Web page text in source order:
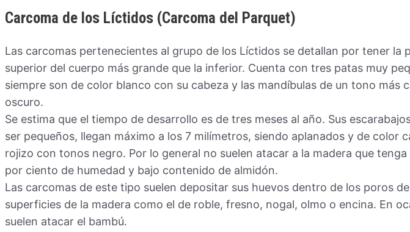
Carcoma de los Líctidos (Carcoma del Parquet)
Las carcomas pertenecientes al grupo de los Líctidos se detallan por tener la
superior del cuerpo más grande que la inferior. Cuenta con tres patas muy
siempre son de color blanco con su cabeza y las mandíbulas de un tono más
oscuro.
Se estima que el tiempo de desarrollo es de tres meses al año. Sus
ser pequeños, llegan máximo a los 7 milímetros, siendo aplanados y de color
rojizo con tonos negro. Por lo general no suelen atacar a la madera que tenga
por ciento de humedad y bajo contenido de almidón.
Las carcomas de este tipo suelen depositar sus huevos dentro de los poros
superficies de la madera como el de roble, fresno, nogal, olmo o encina. En
suelen atacar el bambú.